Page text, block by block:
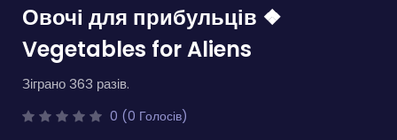
Овочі для прибульців ❖
Vegetables for Aliens
Зіграно 363 разів.
0 (0 Голосів)